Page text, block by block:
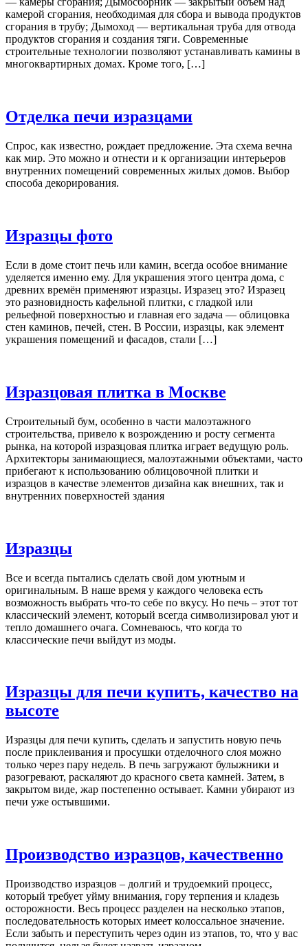
камерой сгорания, необходимая для сбора и вывода продуктов
сгорания в трубу; Дымоход — вертикальная труба для отвода
продуктов сгорания и создания тяги. Современные
строительные технологии позволяют устанавливать камины в
многоквартирных домах. Кроме того, […]
Отделка печи изразцами
Спрос, как известно, рождает предложение. Эта схема вечна
как мир. Это можно и отнести и к организации интерьеров
внутренних помещений современных жилых домов. Выбор
способа декорирования.
Изразцы фото
Если в доме стоит печь или камин, всегда особое внимание
уделяется именно ему. Для украшения этого центра дома, с
древних времён применяют изразцы. Изразец это? Изразец
это разновидность кафельной плитки, с гладкой или
рельефной поверхностью и главная его задача — облицовка
стен каминов, печей, стен. В России, изразцы, как элемент
украшения помещений и фасадов, стали […]
Изразцовая плитка в Москве
Строительный бум, особенно в части малоэтажного
строительства, привело к возрождению и росту сегмента
рынка, на которой изразцовая плитка играет ведущую роль.
Архитекторы занимающиеся, малоэтажными объектами, часто
прибегают к использованию облицовочной плитки и
изразцов в качестве элементов дизайна как внешних, так и
внутренних поверхностей здания
Изразцы
Все и всегда пытались сделать свой дом уютным и
оригинальным. В наше время у каждого человека есть
возможность выбрать что-то себе по вкусу. Но печь – этот тот
классический элемент, который всегда символизировал уют и
тепло домашнего очага. Сомневаюсь, что когда то
классические печи выйдут из моды.
Изразцы для печи купить, качество на
высоте
Изразцы для печи купить, сделать и запустить новую печь
после приклеивания и просушки отделочного слоя можно
только через пару недель. В печь загружают булыжники и
разогревают, раскаляют до красного света камней. Затем, в
закрытом виде, жар постепенно остывает. Камни убирают из
печи уже остывшими.
Производство изразцов, качественно
Производство изразцов – долгий и трудоемкий процесс,
который требует уйму внимания, гору терпения и кладезь
осторожности. Весь процесс разделен на несколько этапов,
последовательность которых имеет колоссальное значение.
Если забыть и переступить через один из этапов, то, что у вас